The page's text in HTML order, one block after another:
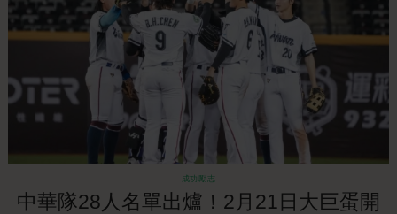
成功勵志
中華隊28人名單出爐！2月21日大巨蛋開